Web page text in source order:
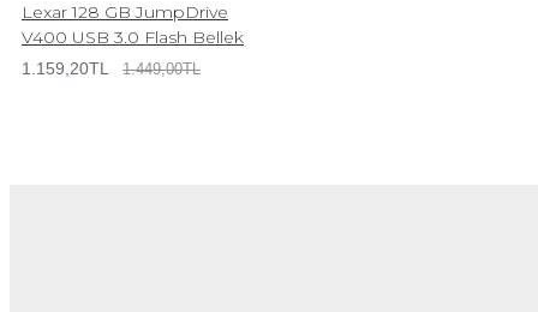
Lexar 128 GB JumpDrive
V400 USB 3.0 Flash Bellek
1.159,20TL 1.449,00TL